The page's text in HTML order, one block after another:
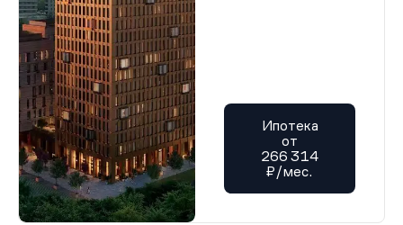
Ипотека
от
266 314
₽/мес.